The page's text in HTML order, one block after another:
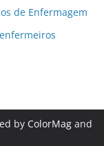
de Enfermagem
by ColorMag and